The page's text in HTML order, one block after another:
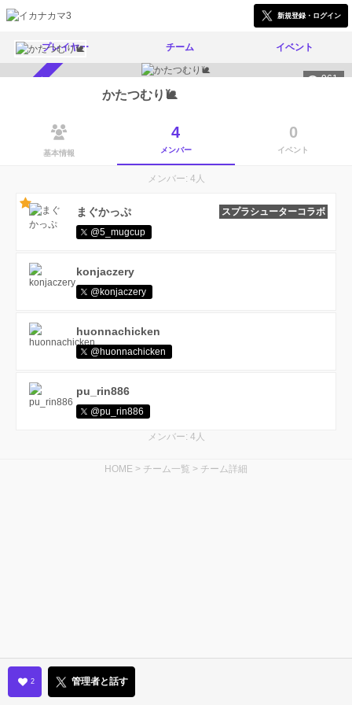
新規登録・ログイン
プレイヤー チーム イベント
961
かたつむり🐌
基本情報
4
メンバー
0
イベント
メンバー: 4人
まぐかっぷ
スプラシューターコラボ
@5_mugcup
konjaczery
@konjaczery
huonnachicken
@huonnachicken
pu_rin886
@pu_rin886
メンバー: 4人
HOME > チーム一覧 > チーム詳細
2 管理者と話す